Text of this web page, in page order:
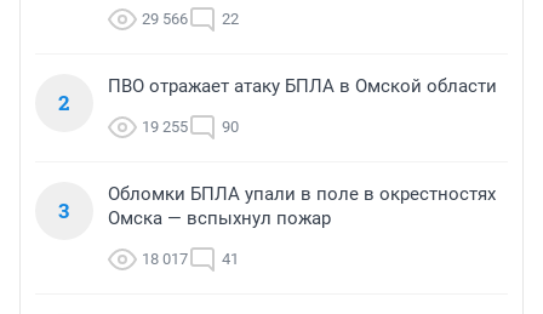
29 566 22
2
ПВО отражает атаку БПЛА в Омской области
19 255 90
3
Обломки БПЛА упали в поле в окрестностях
Омска — вспыхнул пожар
18 017 41